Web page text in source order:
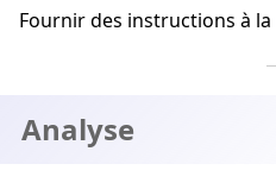
Fournir des instructions à la
Analyse